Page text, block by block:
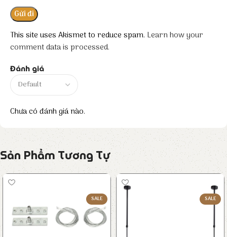
Đánh giá
Chưa có đánh giá nào.
This site uses Akismet to reduce spam. Learn how your
comment data is processed.
Sản Phẩm Tương Tự
SALE SALE